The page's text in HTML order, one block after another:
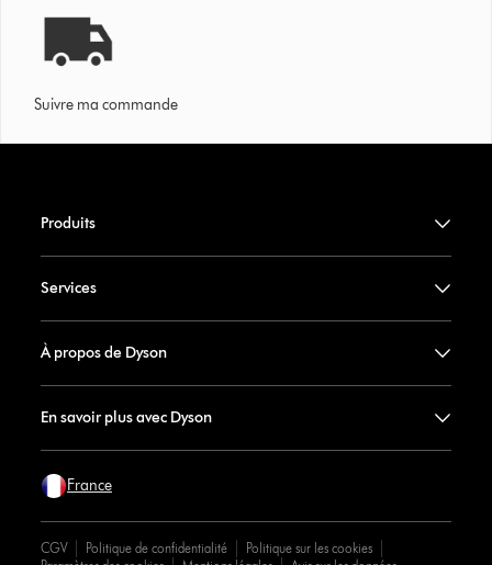
Suivre ma commande
Produits
Services
À propos de Dyson
En savoir plus avec Dyson
France
CGV Politique de confidentialité
Politique sur les cookies